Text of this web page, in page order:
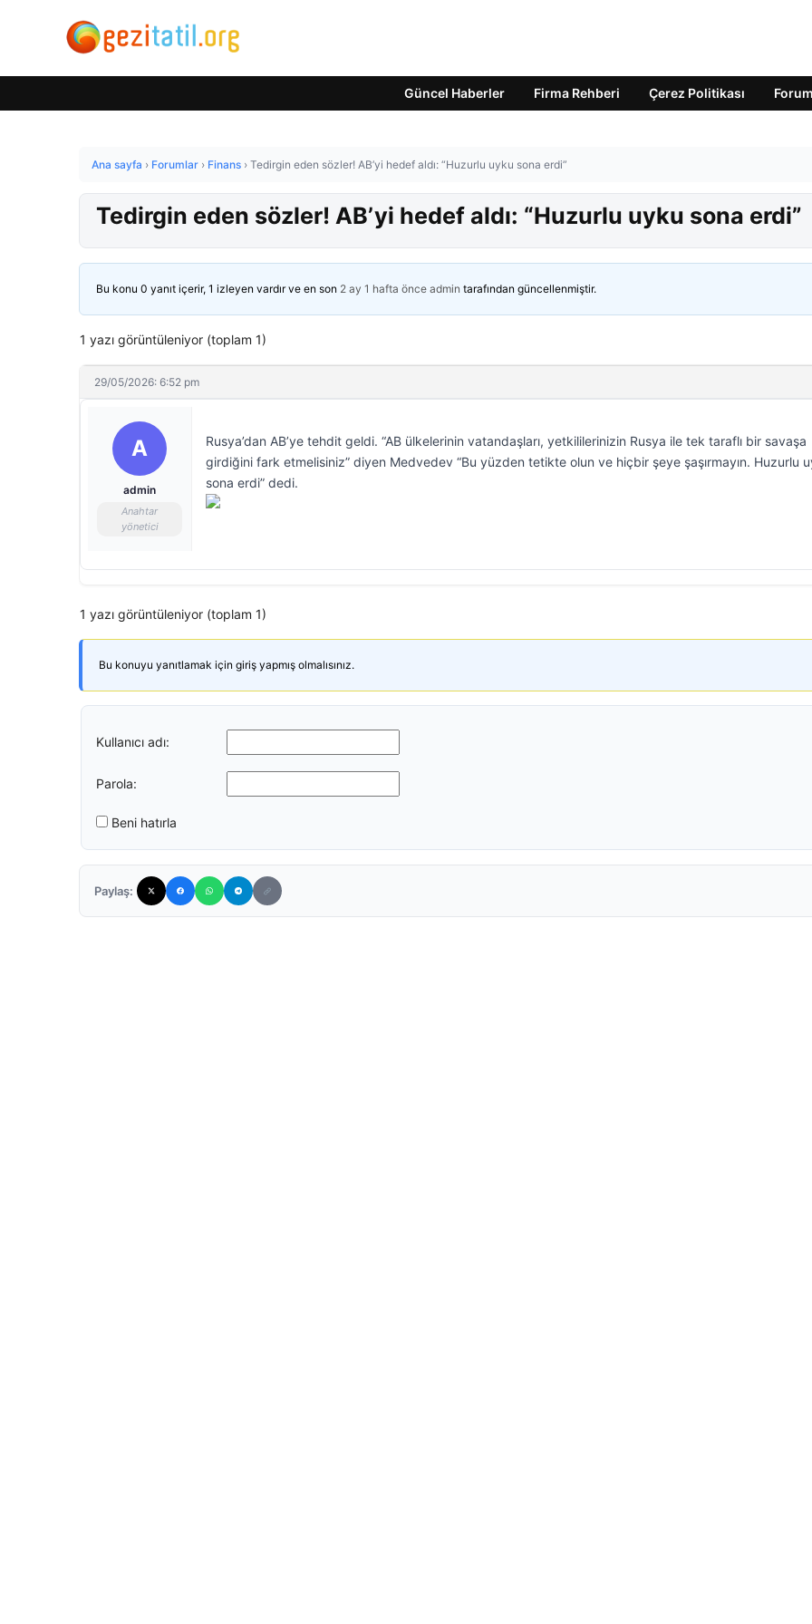
Güncel Haberler Firma Rehberi Çerez Politikası Forum
Ana sayfa › Forumlar › Finans › Tedirgin eden sözler! AB’yi hedef aldı: “Huzurlu uyku sona erdi”
Tedirgin eden sözler! AB’yi hedef aldı: “Huzurlu uyku sona erdi”
Bu konu 0 yanıt içerir, 1 izleyen vardır ve en son 2 ay 1 hafta önce admin tarafından güncellenmiştir.
1 yazı görüntüleniyor (toplam 1)
29/05/2026: 6:52 pm
A
admin
Anahtar
yönetici
Rusya’dan AB’ye tehdit geldi. “AB ülkelerinin vatandaşları, yetkililerinizin Rusya ile tek taraflı bir savaşa
girdiğini fark etmelisiniz” diyen Medvedev “Bu yüzden tetikte olun ve hiçbir şeye şaşırmayın. Huzurlu
sona erdi” dedi.
1 yazı görüntüleniyor (toplam 1)
Bu konuyu yanıtlamak için giriş yapmış olmalısınız.
Kullanıcı adı:
Parola:
Beni hatırla
Paylaş: